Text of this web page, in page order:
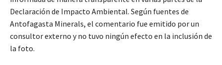
Declaración de Impacto Ambiental. Según fuentes de
Antofagasta Minerals, el comentario fue emitido por un
consultor externo y no tuvo ningún efecto en la inclusión de
la foto.